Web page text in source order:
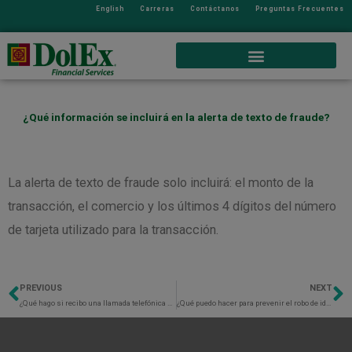
English Carreras Contáctanos Preguntas Frecuentes
¿Qué información se incluirá en la alerta de texto de fraude?
La alerta de texto de fraude solo incluirá: el monto de la
transacción, el comercio y los últimos 4 dígitos del número
de tarjeta utilizado para la transacción.
Previo
PREVIOUS NEXT